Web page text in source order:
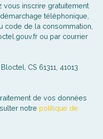
inscrire gratuitement
téléphonique,
code de la consommation,
ou par courrier
CS 61311, 41013
de vos données
notre politique de